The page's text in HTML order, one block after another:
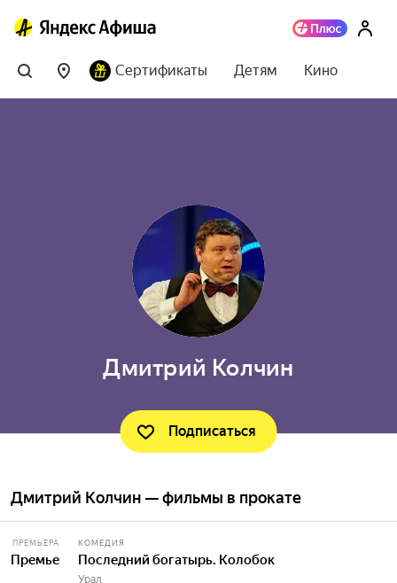
Сертификаты Детям Кино
Дмитрий Колчин
Подписаться
Дмитрий Колчин — фильмы в прокате
ПРЕМЬЕРА
Премьера
КОМЕДИЯ
Последний богатырь. Колобок
Урал